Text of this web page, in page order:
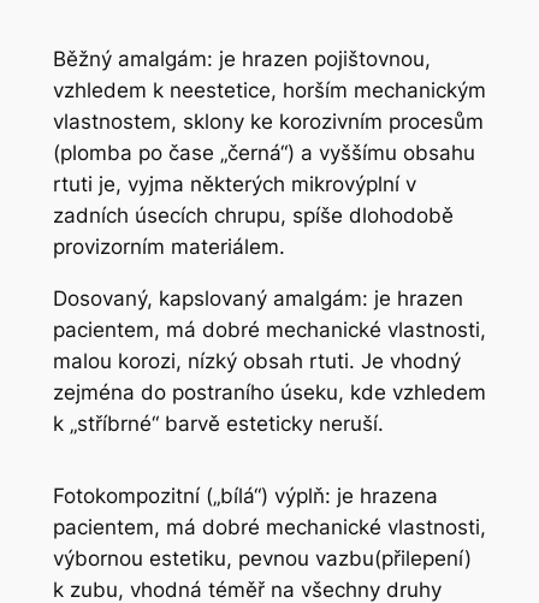
Běžný amalgám: je hrazen pojištovnou,
vzhledem k neestetice, horším mechanickým
vlastnostem, sklony ke korozivním procesům
(plomba po čase „černá“) a vyššímu obsahu
rtuti je, vyjma některých mikrovýplní v
zadních úsecích chrupu, spíše dlohodobě
provizorním materiálem.
Dosovaný, kapslovaný amalgám: je hrazen
pacientem, má dobré mechanické vlastnosti,
malou korozi, nízký obsah rtuti. Je vhodný
zejména do postraního úseku, kde vzhledem
k „stříbrné“ barvě esteticky neruší.
Fotokompozitní („bílá“) výplň: je hrazena
pacientem, má dobré mechanické vlastnosti,
výbornou estetiku, pevnou vazbu(přilepení)
k zubu, vhodná téměř na všechny druhy